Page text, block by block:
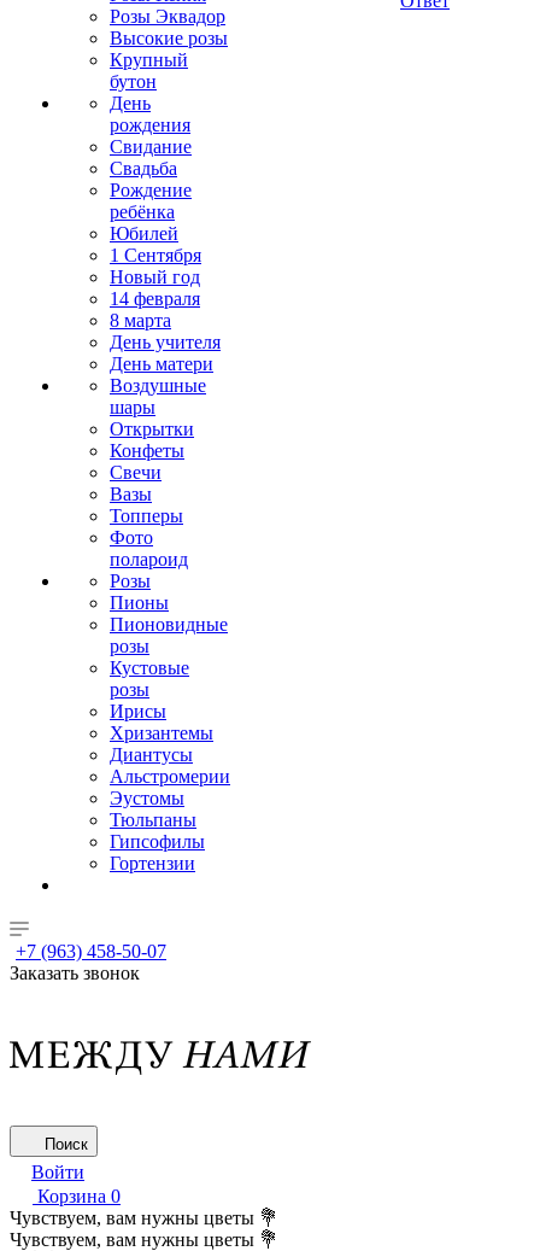
Розы Эквадор
Высокие розы
Крупный
бутон
День
рождения
Свидание
Свадьба
Рождение
ребёнка
Юбилей
1 Сентября
Новый год
14 февраля
8 марта
День учителя
День матери
Воздушные
шары
Открытки
Конфеты
Свечи
Вазы
Топперы
Фото
полароид
Розы
Пионы
Пионовидные
розы
Кустовые
розы
Ирисы
Хризантемы
Диантусы
Альстромерии
Эустомы
Тюльпаны
Гипсофилы
Гортензии
+7 (963) 458-50-07
Заказать звонок
Поиск
Войти
Корзина 0
Чувствуем, вам нужны цветы 💐
Чувствуем, вам нужны цветы 💐